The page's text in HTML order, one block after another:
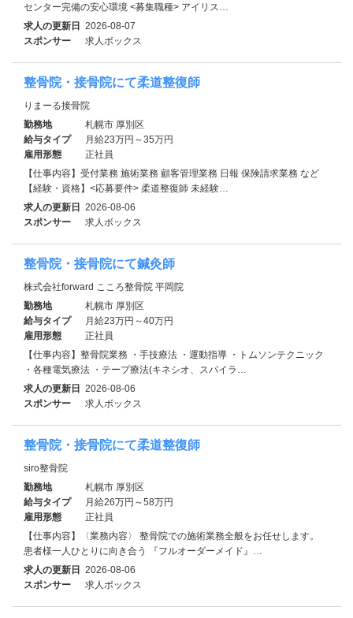
センター完備の安心環境 <募集職種> アイリス…
求人の更新日 2026-08-07
スポンサー
求人ボックス
整骨院・接骨院にて柔道整復師
りまーる接骨院
勤務地
札幌市 厚別区
給与タイプ
月給23万円～35万円
雇用形態
正社員
【仕事内容】受付業務 施術業務 顧客管理業務 日報 保険請求業務 など
【経験・資格】<応募要件> 柔道整復師 未経験…
求人の更新日 2026-08-06
スポンサー
求人ボックス
整骨院・接骨院にて鍼灸師
株式会社forward こころ整骨院 平岡院
勤務地
札幌市 厚別区
給与タイプ
月給23万円～40万円
雇用形態
正社員
【仕事内容】整骨院業務 ・手技療法 ・運動指導 ・トムソンテクニック
・各種電気療法 ・テープ療法(キネシオ、スパイラ…
求人の更新日 2026-08-06
スポンサー
求人ボックス
整骨院・接骨院にて柔道整復師
siro整骨院
勤務地
札幌市 厚別区
給与タイプ
月給26万円～58万円
雇用形態
正社員
【仕事内容】〈業務内容〉 整骨院での施術業務全般をお任せします。
患者様一人ひとりに向き合う 『フルオーダーメイド』…
求人の更新日 2026-08-06
スポンサー
求人ボックス